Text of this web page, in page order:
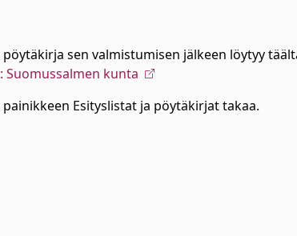
sen valmistumisen jälkeen löytyy
kunta
Esityslistat ja pöytäkirjat takaa.